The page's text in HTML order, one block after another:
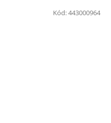
Kód:443000964